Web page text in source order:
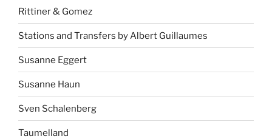
Rittiner & Gomez
Stations and Transfers by Albert Guillaumes
Susanne Eggert
Susanne Haun
Sven Schalenberg
Taumelland